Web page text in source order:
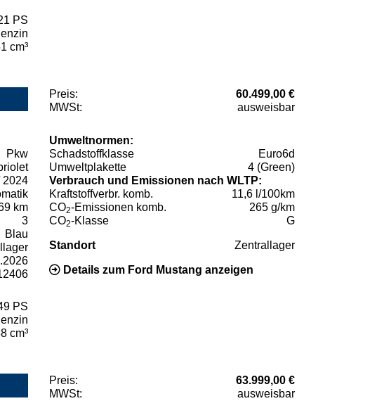
PS
cm³
Preis:
60.499,00 €
MWSt:
ausweisbar
Pkw
2024
km
3
Blau
PS
cm³
Umweltnormen:
Schadstoffklasse
Euro6d
Umweltplakette
4 (Green)
Verbrauch und Emissionen nach WLTP:
Kraftstoffverbr. komb.
11,6 l/100km
CO2-Emissionen komb.
265 g/km
CO2-Klasse G
Standort Zentrallager
Details zum Ford Mustang anzeigen
Preis:
63.999,00 €
MWSt:
ausweisbar